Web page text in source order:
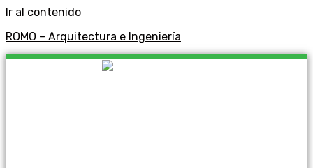
Ir al contenido
ROMO – Arquitectura e Ingeniería